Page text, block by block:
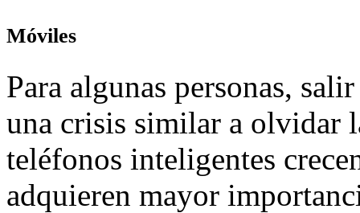
Móviles
Para algunas personas,
una crisis similar a olvidar
teléfonos inteligentes
adquieren mayor